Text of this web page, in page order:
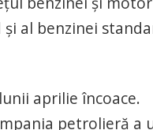
al benzinei
aprilie încoace.
petrolieră a